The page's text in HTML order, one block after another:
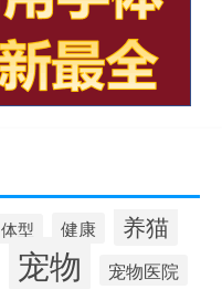
体型 健康 养猫
宠物 宠物医院